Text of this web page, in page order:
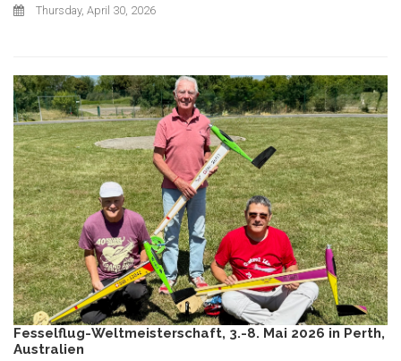
Thursday, April 30, 2026
Fesselflug-Weltmeisterschaft, 3.-8. Mai 2026 in Perth,
Australien